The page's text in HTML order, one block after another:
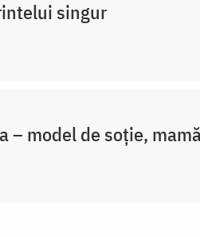
singur
– model de soție,